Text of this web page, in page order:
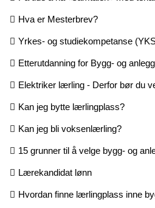
Hva er Mesterbrev?
Yrkes- og studiekompetanse
Etterutdanning for Bygg- og anlegg
Elektriker lærling - Derfor bør du
Kan jeg bytte lærlingplass?
Kan jeg bli voksenlærling?
15 grunner til å velge bygg- og
Lærekandidat lønn
Hvordan finne lærlingplass inne